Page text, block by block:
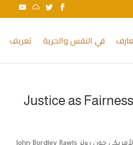
في النفس والحرية تعريف